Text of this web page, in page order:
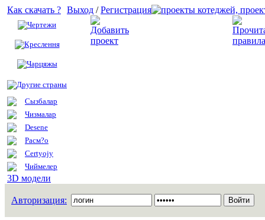
Как скачать ?
Чертежи
Креслення
Чарцяжы
Другие страны
Сызбалар
Чизмалар
Desene
Расм?о
Certyojy
Чиймелер
3D модели
Выход /Регистрация
Авторизация: